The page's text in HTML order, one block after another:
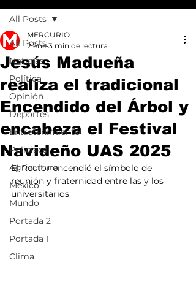
All Posts
Noticias
Política
Opinión
Deportes
Entretenimiento
Policiaca
Agricultura
México
Mundo
Portada 2
Portada 1
Clima
All Posts
Jesús Madueña
realiza el tradicional
Encendido del Árbol y
encabeza el Festival
Navideño UAS 2025
MERCURIO
2 ene 3 min de lectura
El Rector encendió el símbolo de
reunión y fraternidad entre las y los
universitarios